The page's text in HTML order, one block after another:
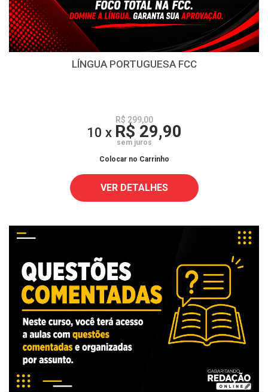
LÍNGUA PORTUGUESA FCC
R$ 299,00
10 x R$ 29,90
sem juros
Colocar no Carrinho
VER DETALHES